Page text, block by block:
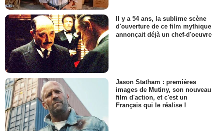
Il y a 54 ans, la sublime scène
d'ouverture de ce film mythique
annonçait déjà un chef-d'oeuvre
Jason Statham : premières
images de Mutiny, son nouveau
film d'action, et c'est un
Français qui le réalise !